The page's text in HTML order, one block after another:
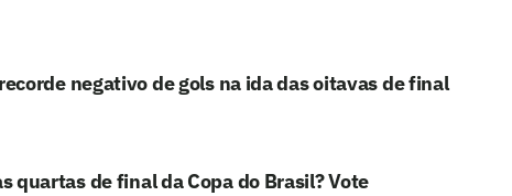
negativo de gols na ida das oitavas de final
quartas de final da Copa do Brasil? Vote